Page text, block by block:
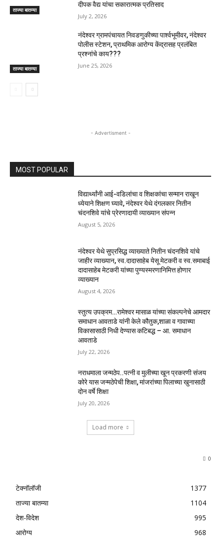
ताज्या बातम्या
दीपक वैद्य यांचा सकारात्मक प्रतिसाद
July 2, 2026
ताज्या बातम्या
नंदेश्वर ग्रामपंचायत निवडणुकीच्या पार्श्वभूमीवर, नंदेश्वर
पोलीस स्टेशन, प्राथमिक आरोग्य केंद्रासह प्रलंबित
प्रश्नांचे काय???
June 25, 2026
- Advertisment -
MOST POPULAR
विद्यार्थ्यांनी आई-वडिलांचा व शिक्षकांचा सन्मान राखून
ध्येयाने शिक्षण घ्यावे, नंदेश्वर येथे दंगलकार नितीन
चंदनशिवे यांचे प्रेरणादायी व्याख्यान संपन्न
August 5, 2026
नंदेश्वर येथे सुप्रसिद्ध व्याख्याते नितीन चंदनशिवे यांचे
जाहीर व्याख्यान, स्व.दादासाहेब येसू मेटकरी व स्व.समाबाई
दादासाहेब मेटकरी यांच्या पुण्यस्मरणानिमित्त होणार
व्याख्यान
August 4, 2026
स्तुत्य उपक्रम…रामेश्वर मासाळ यांच्या संकल्पनेचे आमदार
समाधान आवताडे यांनी केले कौतुक,शाळा व गावाच्या
विकासासाठी निधी देण्यास कटिबद्ध – आ. समाधान
आवताडे
July 22, 2026
नराधमाला जन्मठेप..पत्नी व मुलीच्या खून प्रकरणी संजय
कोरे यास जन्मठेपेची शिक्षा, मांजरांच्या पिलाच्या खुनासाठी
दोन वर्षे शिक्षा
July 20, 2026
Load more
0
टेक्नॉलॉजी
1377
ताज्या बातम्या
1104
देश-विदेश
995
आरोग्य
968